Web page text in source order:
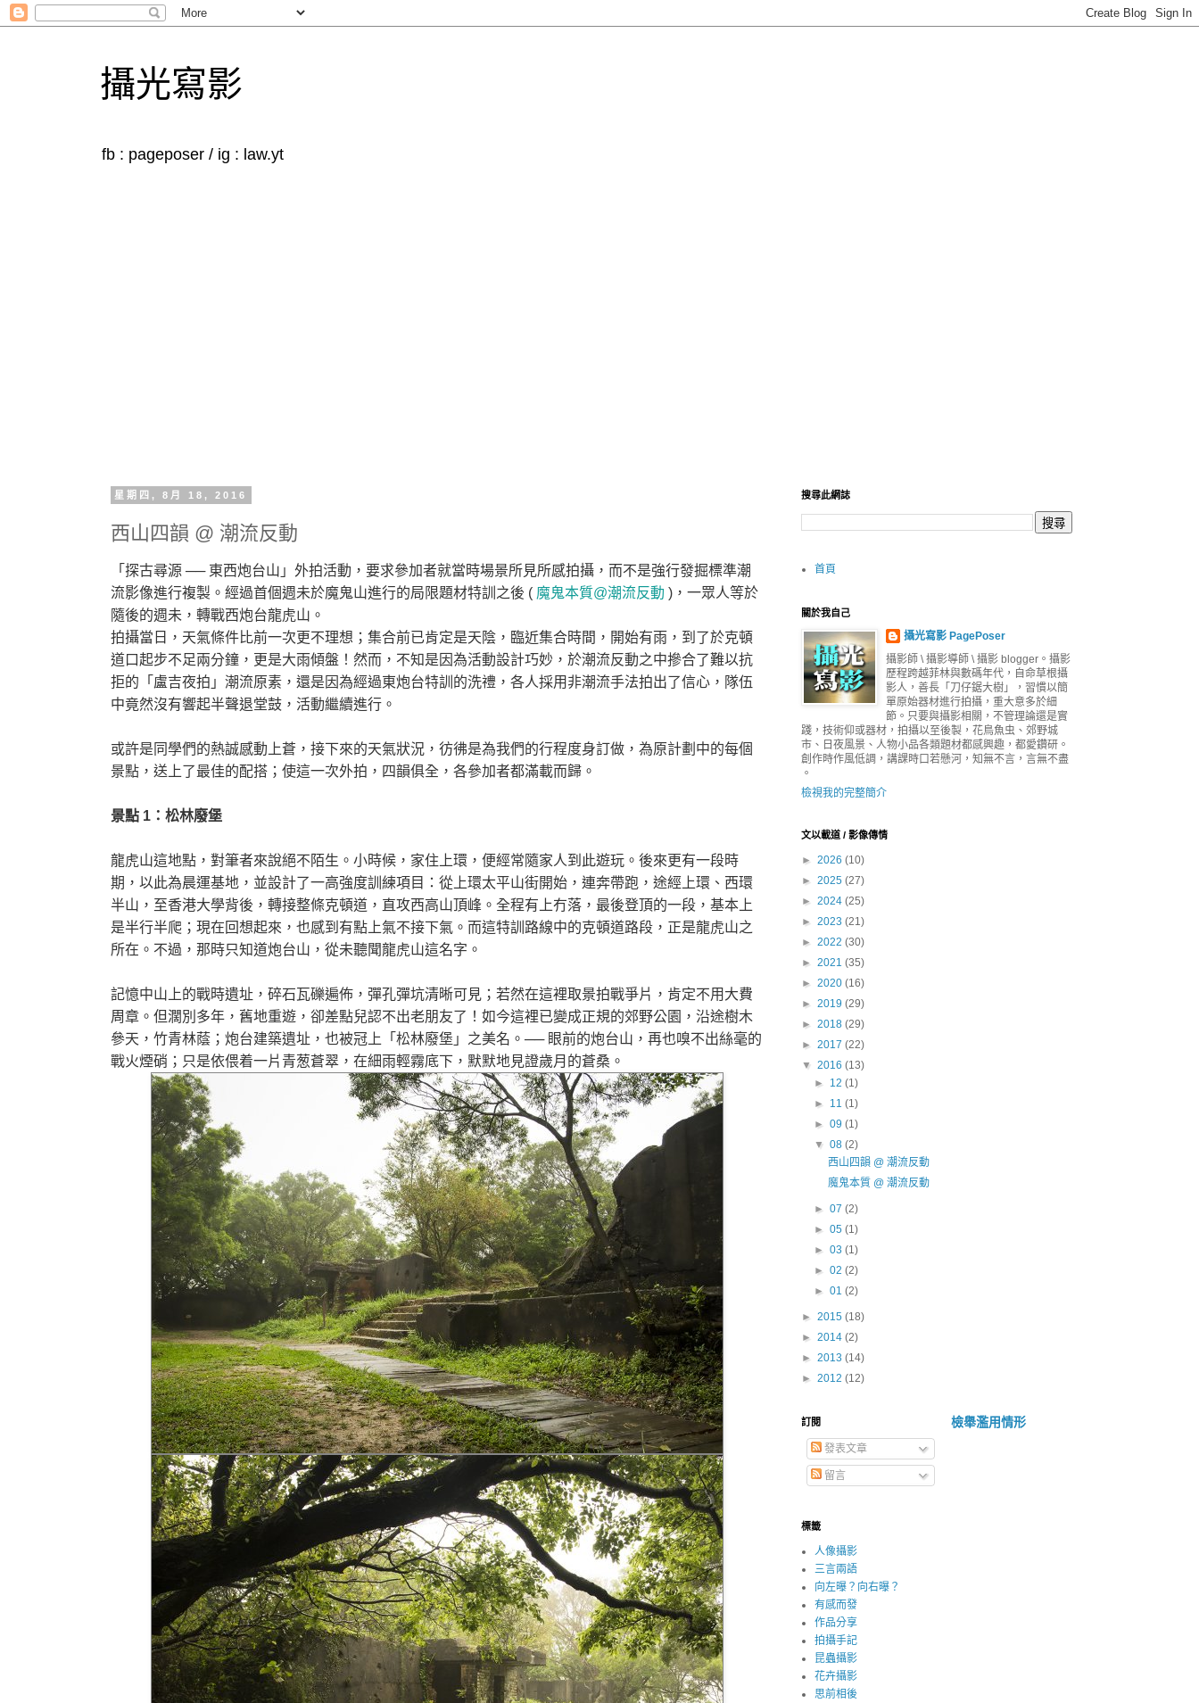
攝光寫影
fb : pageposer / ig : law.yt
星期四, 8月 18, 2016
西山四韻 @ 潮流反動
「探古尋源 ── 東西炮台山」外拍活動，要求參加者就當時場景所見所感拍攝，而不是強行發掘標準潮
流影像進行複製。經過首個週未於魔鬼山進行的局限題材特訓之後 ( 魔鬼本質@潮流反動 )，一眾人等於
隨後的週未，轉戰西炮台龍虎山。
拍攝當日，天氣條件比前一次更不理想；集合前已肯定是天陰，臨近集合時間，開始有雨，到了於克頓
道口起步不足兩分鐘，更是大雨傾盤！然而，不知是因為活動設計巧妙，於潮流反動之中摻合了難以抗
拒的「盧吉夜拍」潮流原素，還是因為經過東炮台特訓的洗禮，各人採用非潮流手法拍出了信心，隊伍
中竟然沒有響起半聲退堂鼓，活動繼續進行。
或許是同學們的熱誠感動上蒼，接下來的天氣狀況，彷彿是為我們的行程度身訂做，為原計劃中的每個
景點，送上了最佳的配搭；使這一次外拍，四韻俱全，各參加者都滿載而歸。
景點 1：松林廢堡
龍虎山這地點，對筆者來說絕不陌生。小時候，家住上環，便經常隨家人到此遊玩。後來更有一段時
期，以此為晨運基地，並設計了一高強度訓練項目：從上環太平山街開始，連奔帶跑，途經上環、西環
半山，至香港大學背後，轉接整條克頓道，直攻西高山頂峰。全程有上冇落，最後登頂的一段，基本上
是半行半爬；現在回想起來，也感到有點上氣不接下氣。而這特訓路線中的克頓道路段，正是龍虎山之
所在。不過，那時只知道炮台山，從未聽聞龍虎山這名字。
記憶中山上的戰時遺址，碎石瓦礫遍佈，彈孔彈坑清晰可見；若然在這裡取景拍戰爭片，肯定不用大費
周章。但濶別多年，舊地重遊，卻差點兒認不出老朋友了！如今這裡已變成正規的郊野公園，沿途樹木
參天，竹青林蔭；炮台建築遺址，也被冠上「松林廢堡」之美名。── 眼前的炮台山，再也嗅不出絲毫的
戰火煙硝；只是依偎着一片青葱蒼翠，在細雨輕霧底下，默默地見證歲月的蒼桑。
搜尋此網誌
首頁
關於我自己
攝光寫影 PagePoser
攝影師 \ 攝影導師 \ 攝影 blogger。攝影
歷程跨越菲林與數碼年代，自命草根攝
影人，善長「刀仔鋸大樹」，習慣以簡
單原始器材進行拍攝，重大意多於細
節。只要與攝影相關，不管理論還是實
踐，技術仰或器材，拍攝以至後製，花鳥魚虫、郊野城
市、日夜風景、人物小品各類題材都感興趣，都愛鑽研。
創作時作風低調，講課時口若懸河，知無不言，言無不盡
。
檢視我的完整簡介
文以載道 / 影像傳情
► 2026 (10)
► 2025 (27)
► 2024 (25)
► 2023 (21)
► 2022 (30)
► 2021 (35)
► 2020 (16)
► 2019 (29)
► 2018 (29)
► 2017 (22)
▼ 2016 (13)
► 12(1)
► 11(1)
►09(1)
▼08(2)
西山四韻 @ 潮流反動
魔鬼本質 @ 潮流反動
►07(2)
►05(1)
►03(1)
►02(2)
►01(2)
► 2015 (18)
► 2014 (2)
► 2013 (14)
► 2012 (12)
訂閱
發表文章
留言
檢舉濫用情形
標籤
人像攝影
三言兩語
向左曝？向右曝？
有感而發
作品分享
拍攝手記
昆蟲攝影
花卉攝影
思前相後